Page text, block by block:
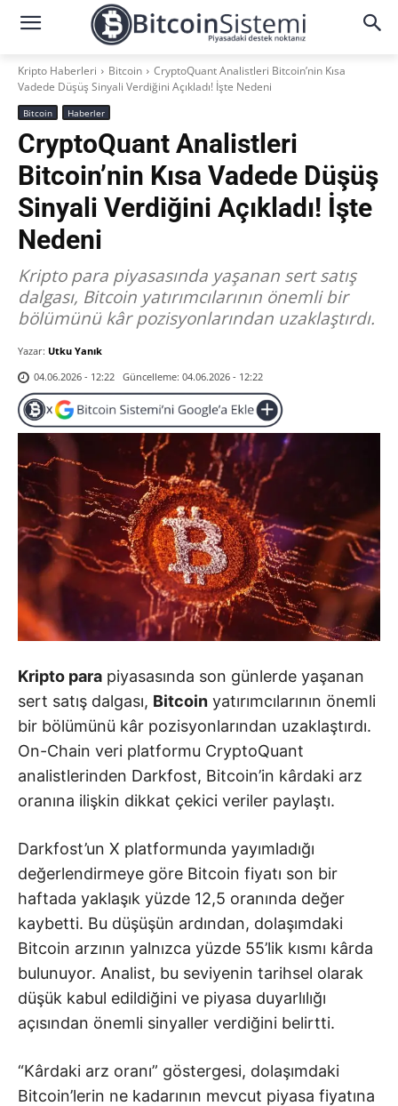
Kripto Haberleri Bitcoin
CryptoQuant Analistleri Bitcoin’nin Kısa
Vadede Düşüş Sinyali Verdiğini Açıkladı! İşte Nedeni
Bitcoin Haberler
CryptoQuant Analistleri
Bitcoin’nin Kısa Vadede Düşüş
Sinyali Verdiğini Açıkladı! İşte
Nedeni
Kripto para piyasasında yaşanan sert satış
dalgası, Bitcoin yatırımcılarının önemli bir
bölümünü kâr pozisyonlarından uzaklaştırdı.
Yazar: Utku Yanık
04.06.2026 - 12:22 Güncelleme: 04.06.2026 - 12:22
Kripto para piyasasında son günlerde yaşanan
sert satış dalgası, Bitcoin yatırımcılarının önemli
bir bölümünü kâr pozisyonlarından uzaklaştırdı.
On-Chain veri platformu CryptoQuant
analistlerinden Darkfost, Bitcoin’in kârdaki arz
oranına ilişkin dikkat çekici veriler paylaştı.
Darkfost’un X platformunda yayımladığı
değerlendirmeye göre Bitcoin fiyatı son bir
haftada yaklaşık yüzde 12,5 oranında değer
kaybetti. Bu düşüşün ardından, dolaşımdaki
Bitcoin arzının yalnızca yüzde 55’lik kısmı kârda
bulunuyor. Analist, bu seviyenin tarihsel olarak
düşük kabul edildiğini ve piyasa duyarlılığı
açısından önemli sinyaller verdiğini belirtti.
“Kârdaki arz oranı” göstergesi, dolaşımdaki
Bitcoin’lerin ne kadarının mevcut piyasa fiyatına